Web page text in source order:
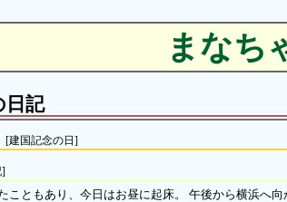
まなち
日記
[建国記念の日]
]
こともあり、今日はお昼に起床。 午後から横浜へ向